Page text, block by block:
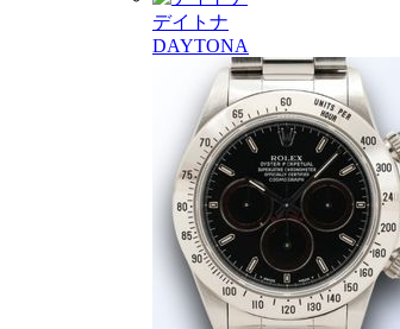
デイトナ
DAYTONA